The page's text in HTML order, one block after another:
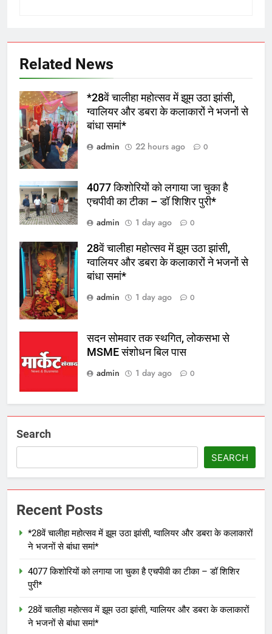
Related News
*28वें चालीहा महोत्सव में झूम उठा झांसी,
ग्वालियर और डबरा के कलाकारों ने भजनों से
बांधा समां*
admin
22 hours ago 0
4077 किशोरियों को लगाया जा चुका है
एचपीवी का टीका – डॉ शिशिर पुरी*
admin
1 day ago 0
28वें चालीहा महोत्सव में झूम उठा झांसी,
ग्वालियर और डबरा के कलाकारों ने भजनों से
बांधा समां*
admin
1 day ago 0
सदन सोमवार तक स्थगित, लोकसभा से
MSME संशोधन बिल पास
admin
1 day ago 0
Search
SEARCH
Recent Posts
*28वें चालीहा महोत्सव में झूम उठा झांसी, ग्वालियर और डबरा के कलाकारों
ने भजनों से बांधा समां*
4077 किशोरियों को लगाया जा चुका है एचपीवी का टीका – डॉ शिशिर
पुरी*
28वें चालीहा महोत्सव में झूम उठा झांसी, ग्वालियर और डबरा के कलाकारों
ने भजनों से बांधा समां*